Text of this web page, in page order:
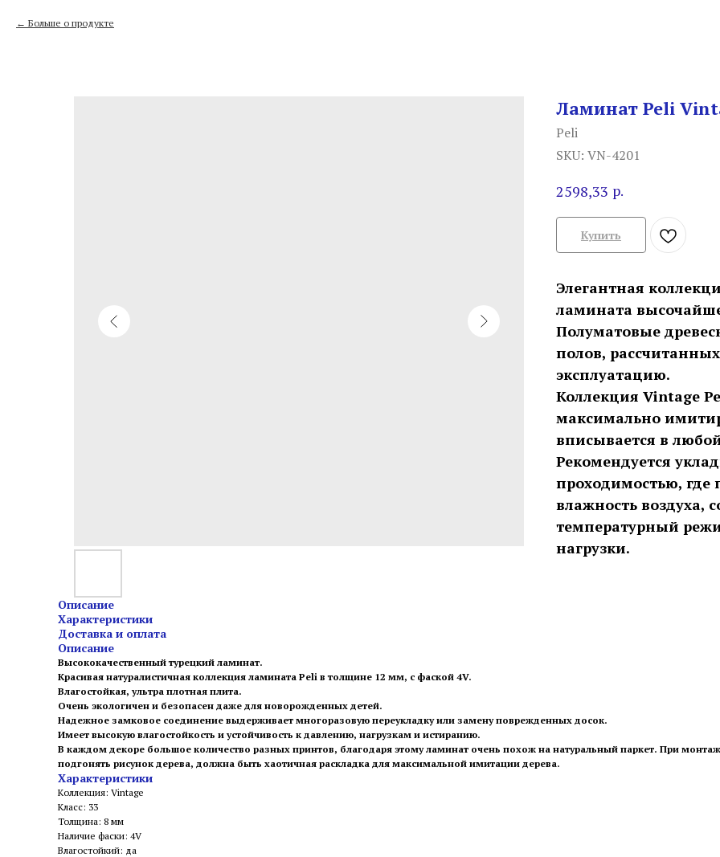
Больше о продукте
Ламинат Peli
Peli
SKU: VN-4201
2598,33 р.
Купить
Элегантная
ламината
Полуматовые
полов,
эксплуатацию.
Коллекция Vintage
максимально
вписывается в
Рекомендуется
проходимостью, где
влажность воздуха,
температурный
нагрузки.
Описание
Характеристики
Доставка и оплата
Описание
Высококачественный турецкий ламинат.
Красивая натуралистичная коллекция ламината Peli в толщине 12 мм, с фаской 4V.
Влагостойкая, ультра плотная плита.
Очень экологичен и безопасен даже для новорожденных детей.
Надежное замковое соединение выдерживает многоразовую переукладку или замену поврежденных досок.
Имеет высокую влагостойкость и устойчивость к давлению, нагрузкам и истиранию.
В каждом декоре большое количество разных принтов, благодаря этому ламинат очень похож на натуральный паркет. При
подгонять рисунок дерева, должна быть хаотичная раскладка для максимальной имитации дерева.
Характеристики
Коллекция: Vintage
Класс: 33
Толщина: 8 мм
Наличие фаски: 4V
Влагостойкий: да